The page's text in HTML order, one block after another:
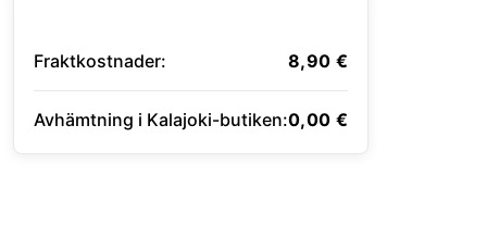
Fraktkostnader: 8,90 €
Avhämtning i Kalajoki-butiken:0,00 €